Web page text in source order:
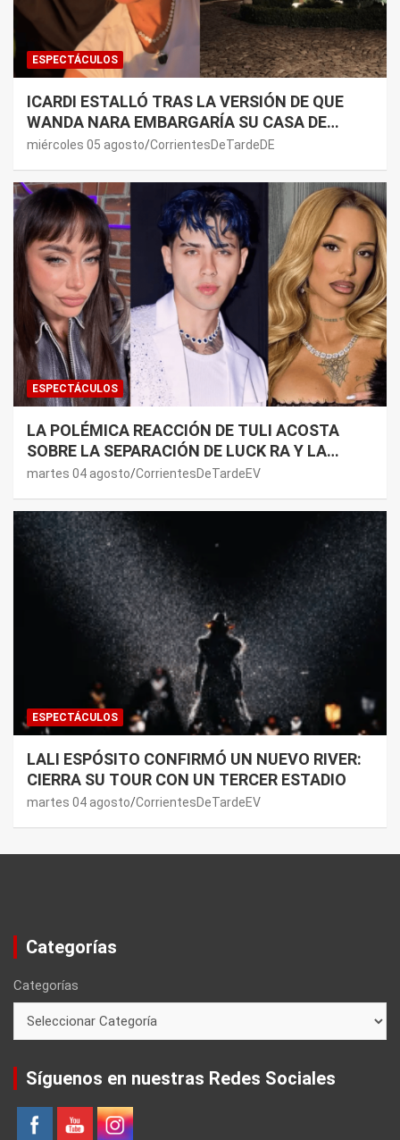
ESPECTÁCULOS
ICARDI ESTALLÓ TRAS LA VERSIÓN DE QUE
WANDA NARA EMBARGARÍA SU CASA DE
NORDELTA: “NECESITAN RASCAR DE ALGÚN
miércoles 05 agosto CorrientesDeTardeDE
ESPECTÁCULOS
LA POLÉMICA REACCIÓN DE TULI ACOSTA
SOBRE LA SEPARACIÓN DE LUCK RA Y LA
JOAQUI: “¿MI VERDAD?”
martes 04 agosto CorrientesDeTardeEV
ESPECTÁCULOS
LALI ESPÓSITO CONFIRMÓ UN NUEVO RIVER:
CIERRA SU TOUR CON UN TERCER ESTADIO
martes 04 agosto CorrientesDeTardeEV
Categorías
Categorías
Síguenos en nuestras Redes Sociales